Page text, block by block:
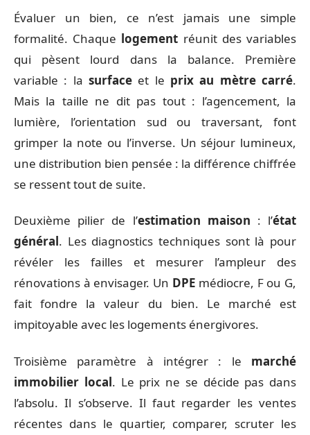
Évaluer un bien, ce n’est jamais une simple
formalité. Chaque logement réunit des variables
qui pèsent lourd dans la balance. Première
variable : la surface et le prix au mètre carré.
Mais la taille ne dit pas tout : l’agencement, la
lumière, l’orientation sud ou traversant, font
grimper la note ou l’inverse. Un séjour lumineux,
une distribution bien pensée : la différence chiffrée
se ressent tout de suite.
Deuxième pilier de l’estimation maison : l’état
général. Les diagnostics techniques sont là pour
révéler les failles et mesurer l’ampleur des
rénovations à envisager. Un DPE médiocre, F ou G,
fait fondre la valeur du bien. Le marché est
impitoyable avec les logements énergivores.
Troisième paramètre à intégrer : le marché
immobilier local. Le prix ne se décide pas dans
l’absolu. Il s’observe. Il faut regarder les ventes
récentes dans le quartier, comparer, scruter les